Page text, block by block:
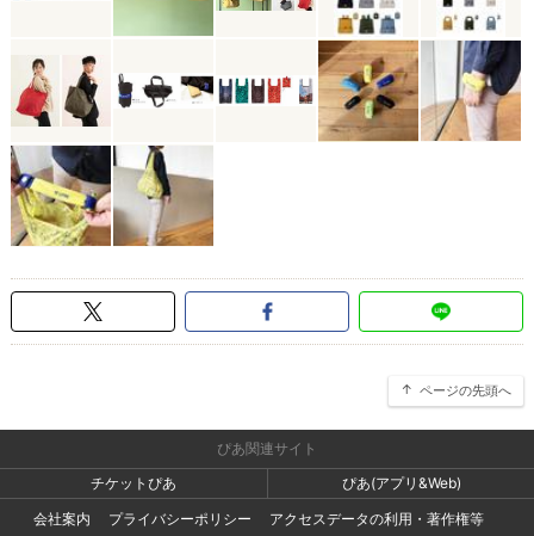
ページの先頭へ
ぴあ関連サイト
チケットぴあ
ぴあ(アプリ&Web)
会社案内
プライバシーポリシー アクセスデータの利用・著作権等